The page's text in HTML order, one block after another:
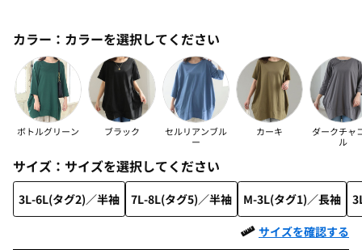
カラー： カラーを選択してください
ボトルグリーン ブラック
セルリアンブル
ー
カーキ
ダークチャ
ル
サイズ： サイズを選択してください
3L-6L(タグ2)／半袖 7L-8L(タグ5)／半袖 M-3L(タグ1)／長袖
サイズを確認する